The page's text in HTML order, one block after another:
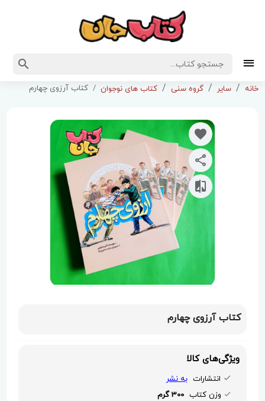
خانه سایر گروه سنی کتاب های نوجوان کتاب آرزوی چهارم
کتاب آرزوی چهارم
ویژگی‌های کالا
انتشارات به نشر
وزن کتاب 300 گرم